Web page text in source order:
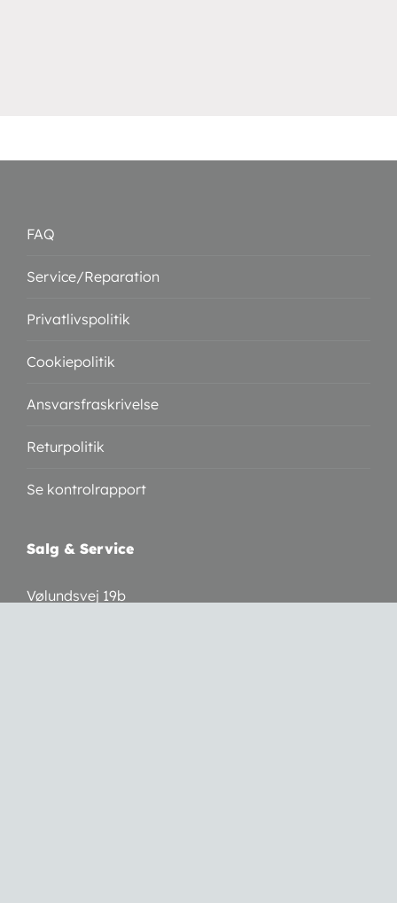
FAQ
Service/Reparation
Privatlivspolitik
Cookiepolitik
Ansvarsfraskrivelse
Returpolitik
Se kontrolrapport
Salg & Service
Vølundsvej 19b